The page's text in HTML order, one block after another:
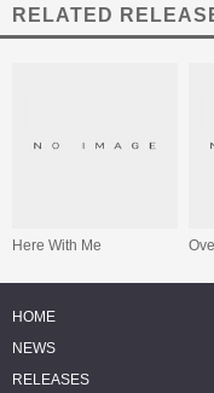
RELATED
Here With Me
HOME
NEWS
RELEASES